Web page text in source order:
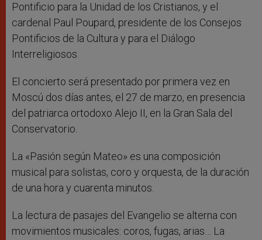
Pontificio para la Unidad de los Cristianos, y el
cardenal Paul Poupard, presidente de los Consejos
Pontificios de la Cultura y para el Diálogo
Interreligiosos.
El concierto será presentado por primera vez en
Moscú dos días antes, el 27 de marzo, en presencia
del patriarca ortodoxo Alejo II, en la Gran Sala del
Conservatorio.
La «Pasión según Mateo» es una composición
musical para solistas, coro y orquesta, de la duración
de una hora y cuarenta minutos.
La lectura de pasajes del Evangelio se alterna con
movimientos musicales: coros, fugas, arias… La